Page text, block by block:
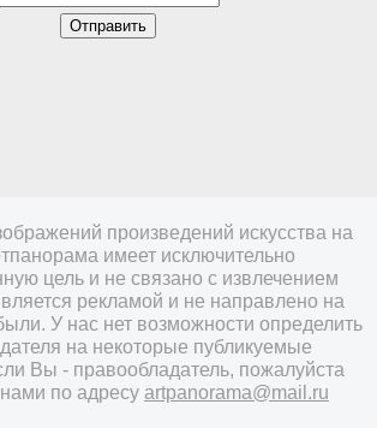
произведений искусства на
имеет исключительно
цель и не связано с извлечением
рекламой и не направлено на
У нас нет возможности определить
на некоторые публикуемые
Вы - правообладатель, пожалуйста
по адресу artpanorama@mail.ru